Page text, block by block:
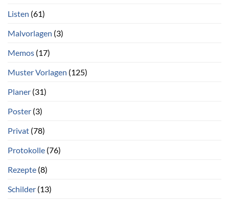
Listen (61)
Malvorlagen (3)
Memos (17)
Muster Vorlagen (125)
Planer (31)
Poster (3)
Privat (78)
Protokolle (76)
Rezepte (8)
Schilder (13)